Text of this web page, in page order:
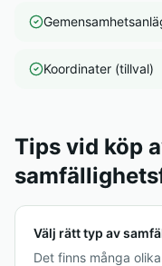
Koordinater (tillval)
Tips vid köp
Välj rätt typ av
Det finns många